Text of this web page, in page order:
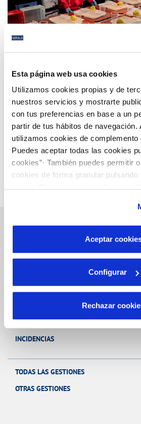
Esta página web usa cookies
Utilizamos cookies propias y de
nuestros servicios y mostrarte
con tus preferencias en base a un
partir de tus hábitos de navegación.
utilizamos cookies de
Puedes aceptar todas las cookies
cookies”· También puedes permitir
cookies de forma granular pulsando
son indispensables para que el
por tanto no se pueden desactivar.
más información en nuestraPolítica
Aceptar
Configurar
Rechazar
La campaña ‘Cruz Roja
personas vulnerables
Anterior
Gestiones Online
FACTURAS, PAGOS Y CONSUMOS
MODIFICACIÓN DE DATOS
INCIDENCIAS
TODAS LAS GESTIONES
OTRAS GESTIONES